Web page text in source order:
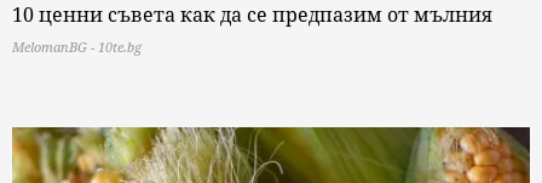
10 ценни съвета как да се предпазим от мълния
MelomanBG - 10te.bg